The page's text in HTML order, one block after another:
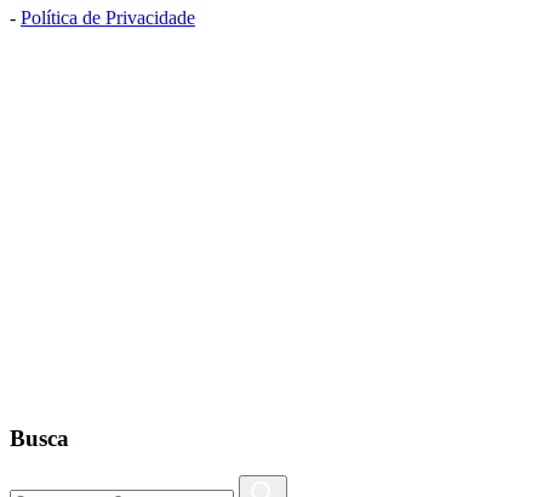
- Política de Privacidade
Busca